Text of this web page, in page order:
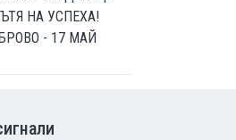
НА УСПЕХА!
- 17 МАЙ